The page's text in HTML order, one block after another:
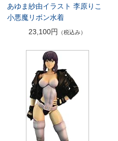
あゆま紗由イラスト 李原りこ
小悪魔リボン水着
23,100円
（税込み）